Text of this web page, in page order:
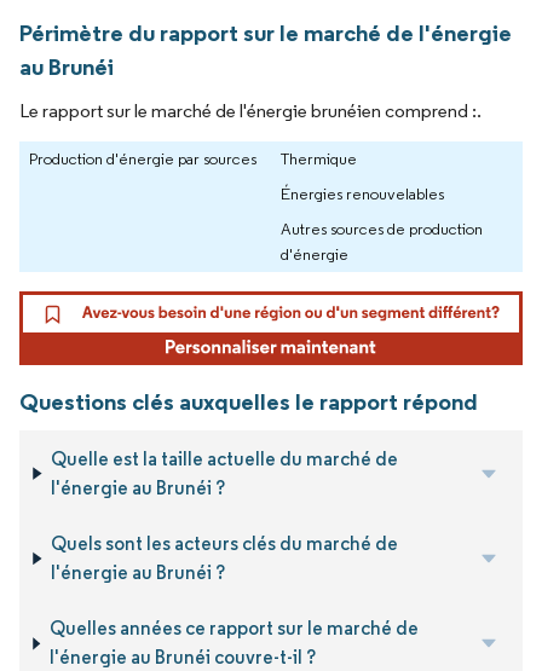
Périmètre du rapport sur le marché de l'énergie
au Brunéi
Le rapport sur le marché de l'énergie brunéien comprend :.
Production d'énergie par sources
Thermique
Énergies renouvelables
Autres sources de production
d'énergie
Questions clés auxquelles le rapport répond
Quelle est la taille actuelle du marché de
l'énergie au Brunéi ?
Quels sont les acteurs clés du marché de
l'énergie au Brunéi ?
Quelles années ce rapport sur le marché de
l'énergie au Brunéi couvre-t-il ?